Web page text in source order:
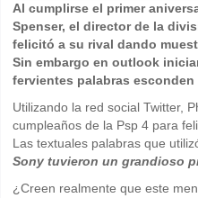
Al cumplirse el primer
Spenser, el director de la
felicitó a su rival dando
Sin embargo en outlook
fervientes palabras
Utilizando la red social Twitter,
cumpleaños de la Psp 4 para
Las textuales palabras que
Sony tuvieron un grandioso
¿Creen realmente que este